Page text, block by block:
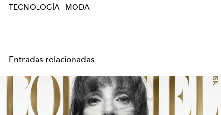
TECNOLOGÍA MODA
Entradas relacionadas